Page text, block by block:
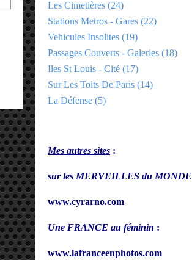
Les Cimetières (24)
Stations Metros - Gares (22)
Vehicules Insolites (19)
Passages Couverts - Galeries (18)
Iles St Louis - Cité (17)
Sur Les Toits De Paris (14)
La Défense (5)
Mes autres sites :
sur les MERVEILLES du MONDE
www.cyrarno.com
Une FRANCE au féminin :
www.lafranceenphotos.com